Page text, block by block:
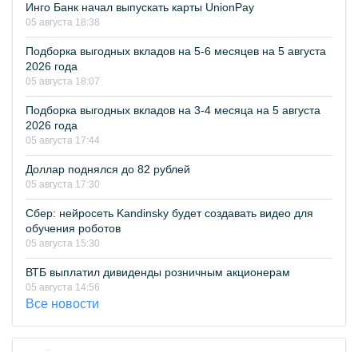
Инго Банк начал выпускать карты UnionPay
05 августа 18:38
Подборка выгодных вкладов на 5-6 месяцев на 5 августа
2026 года
05 августа 18:07
Подборка выгодных вкладов на 3-4 месяца на 5 августа
2026 года
05 августа 17:44
Доллар поднялся до 82 рублей
05 августа 17:30
Сбер: нейросеть Kandinsky будет создавать видео для
обучения роботов
05 августа 15:30
ВТБ выплатил дивиденды розничным акционерам
05 августа 14:56
Все новости